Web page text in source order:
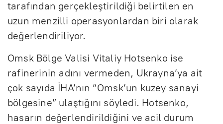
tarafından gerçekleştirildiği belirtilen en
uzun menzilli operasyonlardan biri olarak
değerlendiriliyor.
Omsk Bölge Valisi Vitaliy Hotsenko ise
rafinerinin adını vermeden, Ukrayna’ya ait
çok sayıda İHA’nın “Omsk’un kuzey sanayi
bölgesine” ulaştığını söyledi. Hotsenko,
hasarın değerlendirildiğini ve acil durum